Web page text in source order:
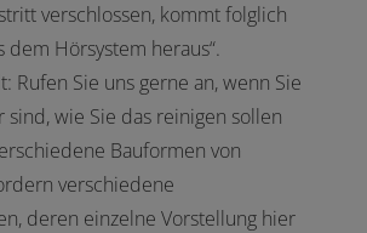
verschlossen, kommt folglich
dem Hörsystem heraus“.
Rufen Sie uns gerne an, wenn Sie
sind, wie Sie das reinigen sollen
Bauformen von
verschiedene
deren einzelne Vorstellung hier